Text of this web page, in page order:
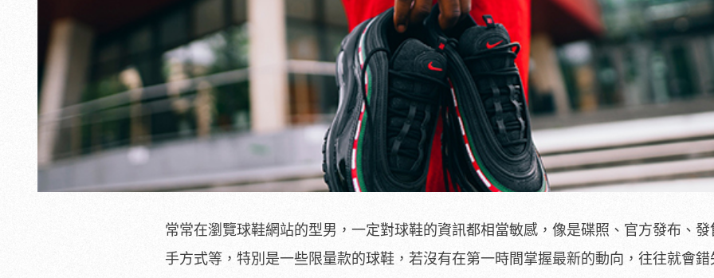
常常在瀏覽球鞋網站的型男，一定對球鞋的資訊都相當敏感，像是碟照、官方發布、發
手方式等，特別是一些限量款的球鞋，若沒有在第一時間掌握最新的動向，往往就會錯